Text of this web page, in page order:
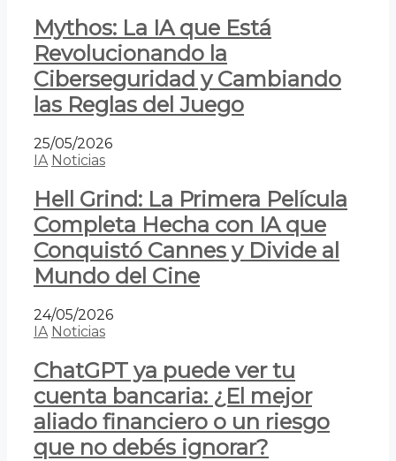
Mythos: La IA que Está
Revolucionando la
Ciberseguridad y Cambiando
las Reglas del Juego
25/05/2026
IA Noticias
Hell Grind: La Primera Película
Completa Hecha con IA que
Conquistó Cannes y Divide al
Mundo del Cine
24/05/2026
IA Noticias
ChatGPT ya puede ver tu
cuenta bancaria: ¿El mejor
aliado financiero o un riesgo
que no debés ignorar?